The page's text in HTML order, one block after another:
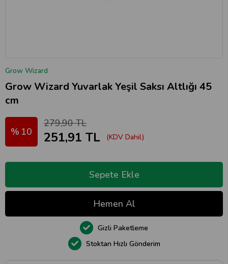
Grow Wizard
Grow Wizard Yuvarlak Yeşil Saksı Altlığı 45
cm
10
279,90 TL
251,91 TL (KDV Dahil)
Stoktan Hızlı Gönderim
Gizli Paketleme